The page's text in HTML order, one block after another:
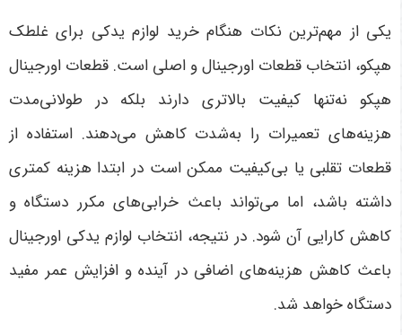
یکی از مهم‌ترین نکات هنگام خرید لوازم یدکی برای غلطک
هپکو، انتخاب قطعات اورجینال و اصلی است. قطعات اورجینال
هپکو نه‌تنها کیفیت بالاتری دارند بلکه در طولانی‌مدت
هزینه‌های تعمیرات را به‌شدت کاهش می‌دهند. استفاده از
قطعات تقلبی یا بی‌کیفیت ممکن است در ابتدا هزینه کمتری
داشته باشد، اما می‌تواند باعث خرابی‌های مکرر دستگاه و
کاهش کارایی آن شود. در نتیجه، انتخاب لوازم یدکی اورجینال
باعث کاهش هزینه‌های اضافی در آینده و افزایش عمر مفید
دستگاه خواهد شد.